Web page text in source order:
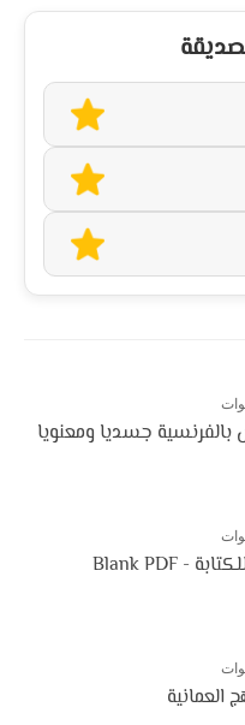
جسديا ومعنويا
ورقة بيضاء للكتابة - Blank PDF